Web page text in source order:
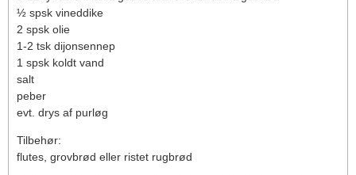
½ spsk vineddike
2 spsk olie
1-2 tsk dijonsennep
1 spsk koldt vand
salt
peber
evt. drys af purløg
Tilbehør:
flutes, grovbrød eller ristet rugbrød